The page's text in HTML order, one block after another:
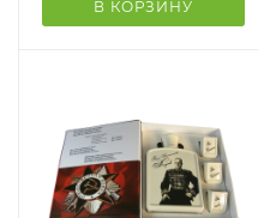
В КОРЗИНУ